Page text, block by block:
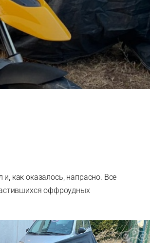
как оказалось, напрасно. Все
оффроудных